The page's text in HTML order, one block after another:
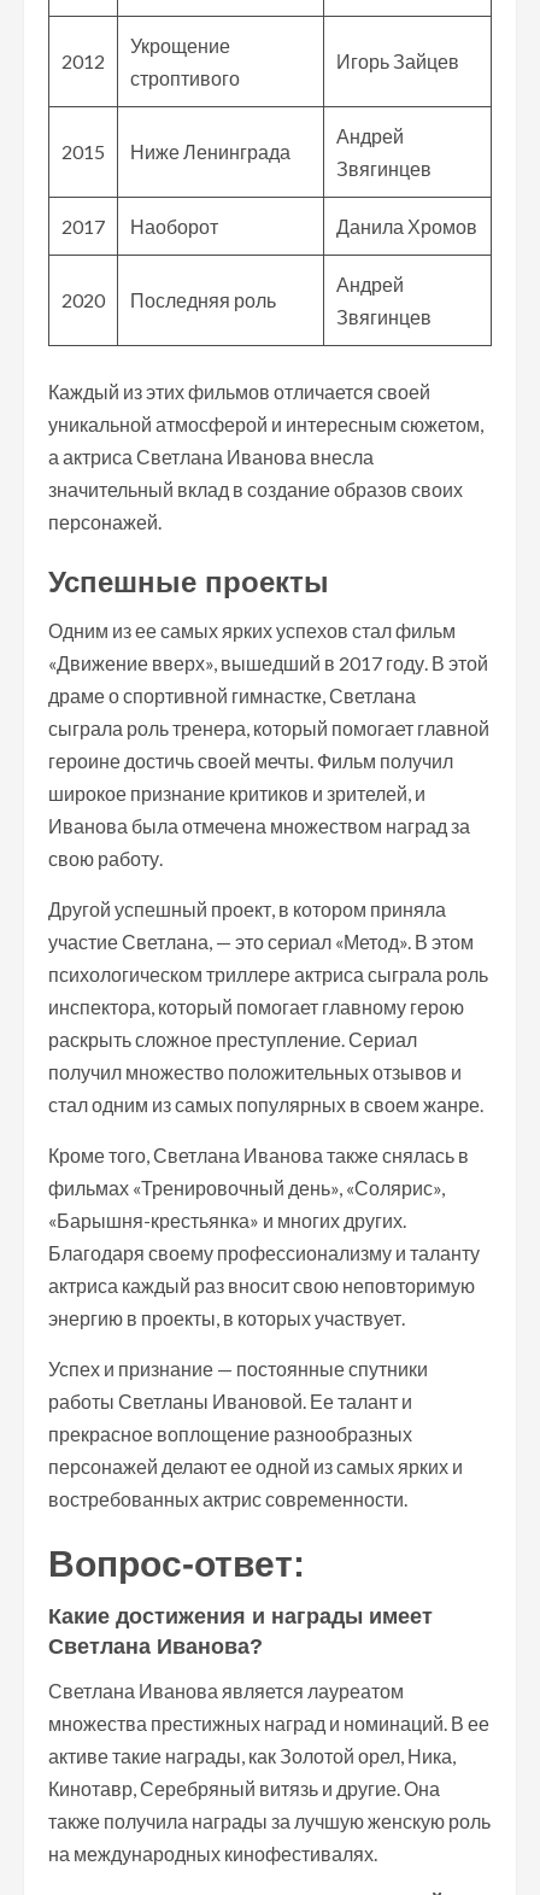
2012
Укрощение
строптивого
Игорь Зайцев
2015 Ниже Ленинграда
Андрей
Звягинцев
2017 Наоборот Данила Хромов
2020 Последняя роль
Андрей
Звягинцев
Каждый из этих фильмов отличается своей
уникальной атмосферой и интересным сюжетом,
а актриса Светлана Иванова внесла
значительный вклад в создание образов своих
персонажей.
Успешные проекты
Одним из ее самых ярких успехов стал фильм
«Движение вверх», вышедший в 2017 году. В этой
драме о спортивной гимнастке, Светлана
сыграла роль тренера, который помогает главной
героине достичь своей мечты. Фильм получил
широкое признание критиков и зрителей, и
Иванова была отмечена множеством наград за
свою работу.
Другой успешный проект, в котором приняла
участие Светлана, — это сериал «Метод». В этом
психологическом триллере актриса сыграла роль
инспектора, который помогает главному герою
раскрыть сложное преступление. Сериал
получил множество положительных отзывов и
стал одним из самых популярных в своем жанре.
Кроме того, Светлана Иванова также снялась в
фильмах «Тренировочный день», «Солярис»,
«Барышня-крестьянка» и многих других.
Благодаря своему профессионализму и таланту
актриса каждый раз вносит свою неповторимую
энергию в проекты, в которых участвует.
Успех и признание — постоянные спутники
работы Светланы Ивановой. Ее талант и
прекрасное воплощение разнообразных
персонажей делают ее одной из самых ярких и
востребованных актрис современности.
Вопрос-ответ:
Какие достижения и награды имеет
Светлана Иванова?
Светлана Иванова является лауреатом
множества престижных наград и номинаций. В ее
активе такие награды, как Золотой орел, Ника,
Кинотавр, Серебряный витязь и другие. Она
также получила награды за лучшую женскую роль
на международных кинофестивалях.